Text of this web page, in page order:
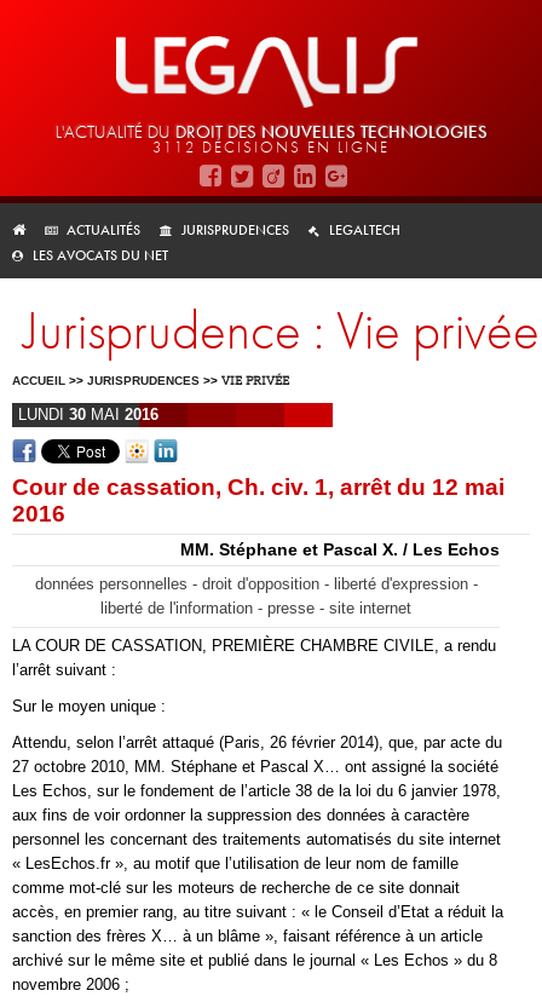
L'ACTUALITÉ DU DROIT DES NOUVELLES TECHNOLOGIES
3112 DÉCISIONS EN LIGNE
ACTUALITÉS JURISPRUDENCES
LEGALTECH
LES AVOCATS DU NET
Jurisprudence : Vie privée
ACCUEIL >> JURISPRUDENCES >> VIE PRIVÉE
LUNDI 30 MAI 2016
Cour de cassation, Ch. civ. 1, arrêt du 12 mai
2016
MM. Stéphane et Pascal X. / Les Echos
données personnelles - droit d'opposition - liberté d'expression -
liberté de l'information - presse - site internet
LA COUR DE CASSATION, PREMIÈRE CHAMBRE CIVILE, a rendu
l’arrêt suivant :
Sur le moyen unique :
Attendu, selon l’arrêt attaqué (Paris, 26 février 2014), que, par acte du
27 octobre 2010, MM. Stéphane et Pascal X… ont assigné la société
Les Echos, sur le fondement de l’article 38 de la loi du 6 janvier 1978,
aux fins de voir ordonner la suppression des données à caractère
personnel les concernant des traitements automatisés du site internet
« LesEchos.fr », au motif que l’utilisation de leur nom de famille
comme mot-clé sur les moteurs de recherche de ce site donnait
accès, en premier rang, au titre suivant : « le Conseil d’Etat a réduit la
sanction des frères X… à un blâme », faisant référence à un article
archivé sur le même site et publié dans le journal « Les Echos » du 8
novembre 2006 ;